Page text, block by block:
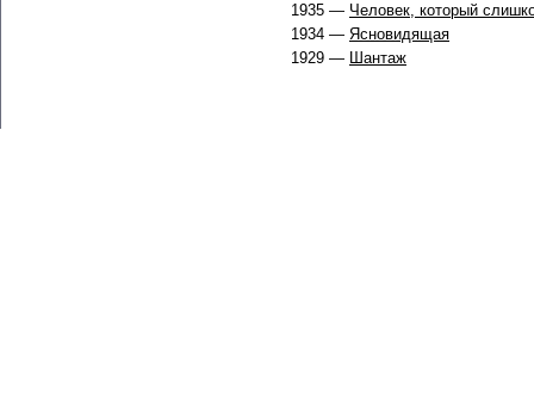
1935 — Человек, который
1934 — Ясновидящая
1929 — Шантаж